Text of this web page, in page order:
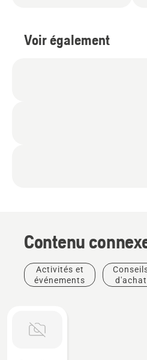
Voir également
Contenu
Activités et
événements
d'achat